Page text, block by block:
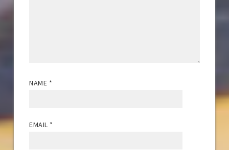
NAME *
EMAIL *